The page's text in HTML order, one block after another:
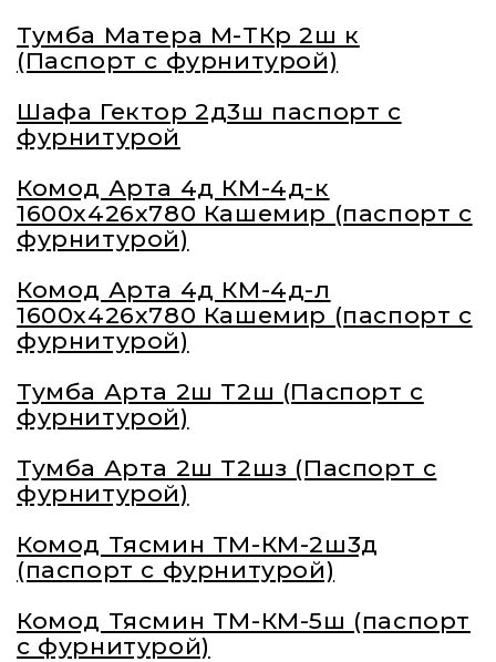
Тумба Матера М-ТКр 2ш к
(Паспорт с фурнитурой)
Шафа Гектор 2д3ш паспорт с
фурнитурой
Комод Арта 4д КМ-4д-к
1600х426х780 Кашемир (паспорт с
фурнитурой)
Комод Арта 4д КМ-4д-л
1600х426х780 Кашемир (паспорт с
фурнитурой)
Тумба Арта 2ш Т2ш (Паспорт с
фурнитурой)
Тумба Арта 2ш Т2шз (Паспорт с
фурнитурой)
Комод Тясмин ТМ-КМ-2ш3д
(паспорт с фурнитурой)
Комод Тясмин ТМ-КМ-5ш (паспорт
с фурнитурой)